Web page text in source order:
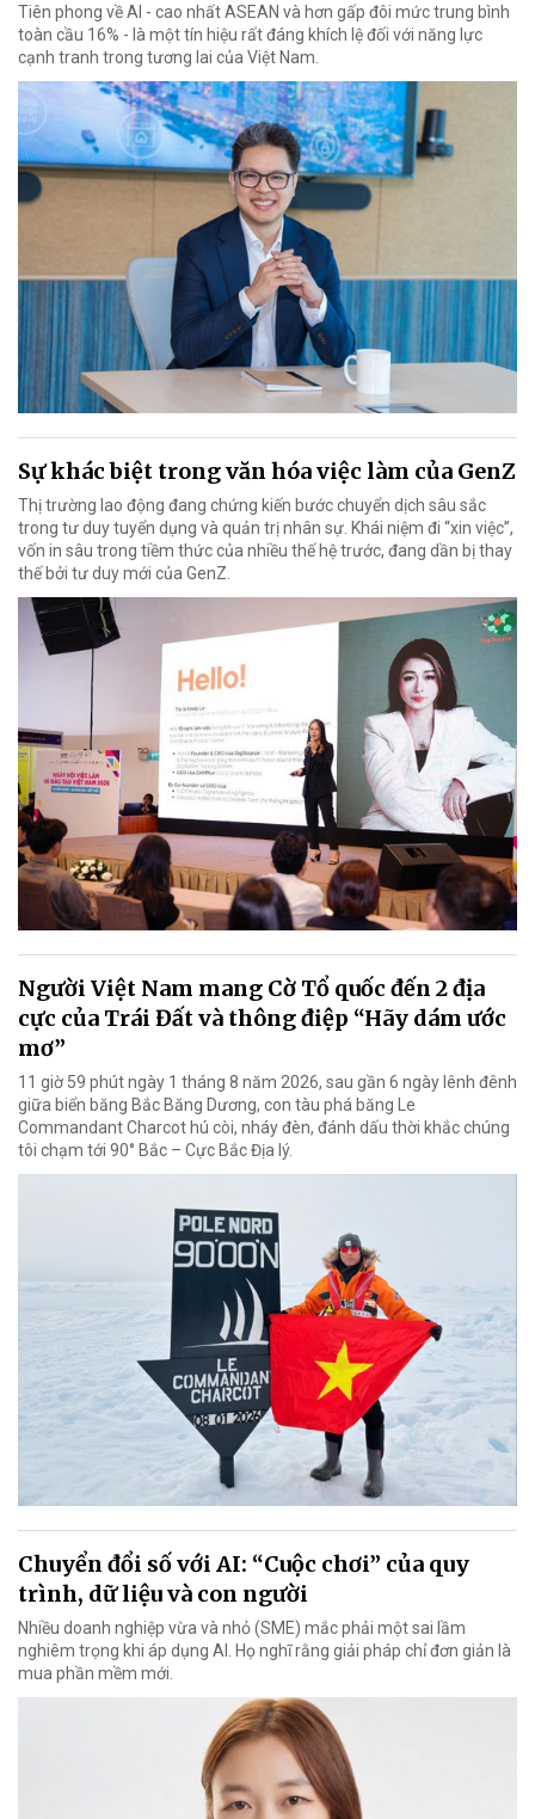
Tiên phong về AI - cao nhất ASEAN và hơn gấp đôi mức trung bình
toàn cầu 16% - là một tín hiệu rất đáng khích lệ đối với năng lực
cạnh tranh trong tương lai của Việt Nam.
Sự khác biệt trong văn hóa việc làm của GenZ
Thị trường lao động đang chứng kiến bước chuyển dịch sâu sắc
trong tư duy tuyển dụng và quản trị nhân sự. Khái niệm đi “xin việc”,
vốn in sâu trong tiềm thức của nhiều thế hệ trước, đang dần bị thay
thế bởi tư duy mới của GenZ.
Người Việt Nam mang Cờ Tổ quốc đến 2 địa
cực của Trái Đất và thông điệp “Hãy dám ước
mơ”
11 giờ 59 phút ngày 1 tháng 8 năm 2026, sau gần 6 ngày lênh đênh
giữa biển băng Bắc Băng Dương, con tàu phá băng Le
Commandant Charcot hú còi, nháy đèn, đánh dấu thời khắc chúng
tôi chạm tới 90° Bắc – Cực Bắc Địa lý.
Chuyển đổi số với AI: “Cuộc chơi” của quy
trình, dữ liệu và con người
Nhiều doanh nghiệp vừa và nhỏ (SME) mắc phải một sai lầm
nghiêm trọng khi áp dụng AI. Họ nghĩ rằng giải pháp chỉ đơn giản là
mua phần mềm mới.